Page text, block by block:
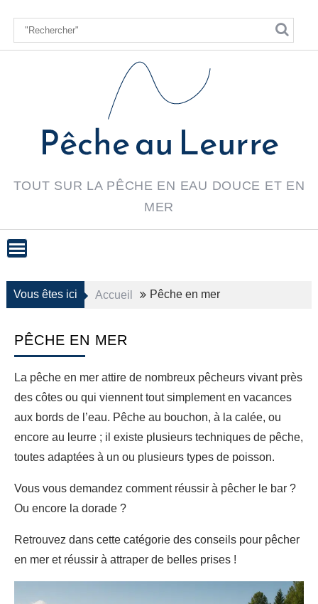
content
TOUT SUR LA PÊCHE EN EAU DOUCE ET EN
MER
Vous êtes ici Accueil Pêche en mer
PÊCHE EN MER
La pêche en mer attire de nombreux pêcheurs vivant près
des côtes ou qui viennent tout simplement en vacances
aux bords de l’eau. Pêche au bouchon, à la calée, ou
encore au leurre ; il existe plusieurs techniques de pêche,
toutes adaptées à un ou plusieurs types de poisson.
Vous vous demandez comment réussir à pêcher le bar ?
Ou encore la dorade ?
Retrouvez dans cette catégorie des conseils pour pêcher
en mer et réussir à attraper de belles prises !